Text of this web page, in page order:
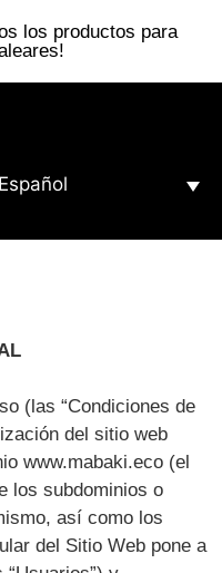
los productos para
Español
(las “Condiciones de
del sitio web
www.mabaki.eco (el
los subdominios o
así como los
del Sitio Web pone a